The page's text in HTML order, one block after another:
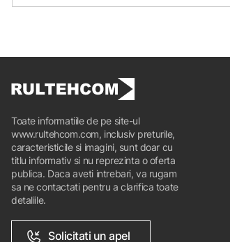
Toate informatiile de pe site-ul
www.rultehcom.com, inclusiv preturile,
caracteristicile si imagini, sunt doar cu
titlu informativ si nu reprezinta o oferta
publica. Daca aveti intrebari, va rugam
sa ne contactati pentru a clarifica toate
detaliile.
Solicitati un apel